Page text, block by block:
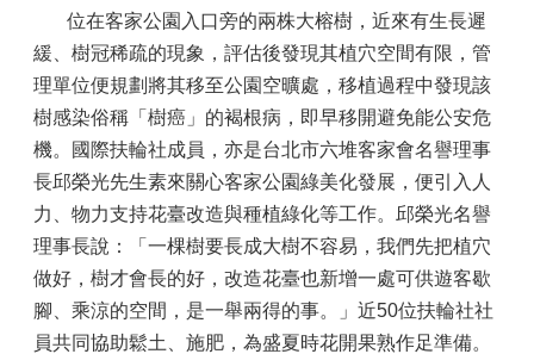
位在客家公園入口旁的兩株大榕樹，近來有生長遲
緩、樹冠稀疏的現象，評估後發現其植穴空間有限，管
理單位便規劃將其移至公園空曠處，移植過程中發現該
樹感染俗稱「樹癌」的褐根病，即早移開避免能公安危
機。國際扶輪社成員，亦是台北市六堆客家會名譽理事
長邱榮光先生素來關心客家公園綠美化發展，便引入人
力、物力支持花臺改造與種植綠化等工作。邱榮光名譽
理事長說：「一棵樹要長成大樹不容易，我們先把植穴
做好，樹才會長的好，改造花臺也新增一處可供遊客歇
腳、乘涼的空間，是一舉兩得的事。」近50位扶輪社社
員共同協助鬆土、施肥，為盛夏時花開果熟作足準備。